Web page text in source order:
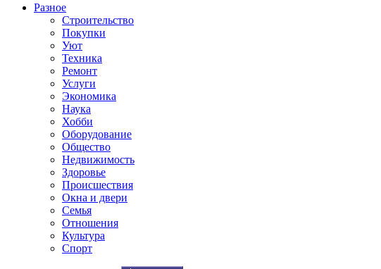
Разное
Строительство
Покупки
Уют
Техника
Ремонт
Услуги
Экономика
Наука
Хобби
Оборудование
Общество
Недвижимость
Здоровье
Происшествия
Окна и двери
Семья
Отношения
Культура
Спорт